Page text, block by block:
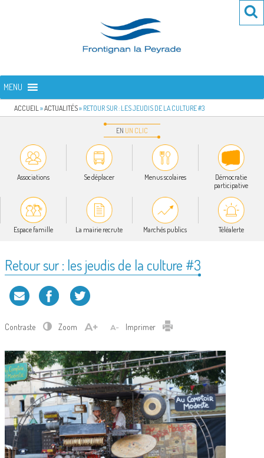
FRONTIGNAN LA PEYRADE
MENU
ACCUEIL »ACTUALITÉS» RETOUR SUR : LES JEUDIS DE LA CULTURE #3
EN UN CLIC
Associations Se déplacer Menus scolaires
Démocratie
participative
Espace famille La mairie recrute Marchés publics Téléalerte
Retour sur : les jeudis de la culture #3
Contraste Zoom Imprimer